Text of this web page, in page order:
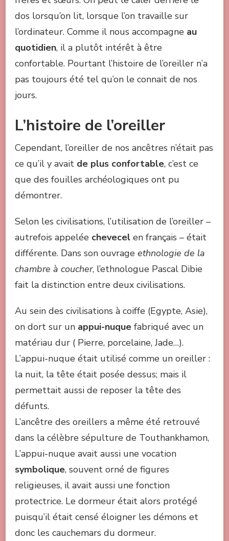
dos lorsqu’on lit, lorsque l’on travaille sur
l’ordinateur. Comme il nous accompagne au
quotidien, il a plutôt intérêt à être
confortable. Pourtant l’histoire de l’oreiller n’a
pas toujours été tel qu’on le connait de nos
jours.
L’histoire de l’oreiller
Cependant, l’oreiller de nos ancêtres n’était pas
ce qu’il y avait de plus confortable, c’est ce
que des fouilles archéologiques ont pu
démontrer.
Selon les civilisations, l’utilisation de l’oreiller –
autrefois appelée chevecel en français – était
différente. Dans son ouvrage ethnologie de la
chambre à coucher, l’ethnologue Pascal Dibie
fait la distinction entre deux civilisations.
Au sein des civilisations à coiffe (Egypte, Asie),
on dort sur un appui-nuque fabriqué avec un
matériau dur ( Pierre, porcelaine, Jade…).
L’appui-nuque était utilisé comme un oreiller :
la nuit, la tête était posée dessus; mais il
permettait aussi de reposer la tête des
défunts.
L’ancêtre des oreillers a même été retrouvé
dans la célèbre sépulture de Touthankhamon,
L’appui-nuque avait aussi une vocation
symbolique, souvent orné de figures
religieuses, il avait aussi une fonction
protectrice. Le dormeur était alors protégé
puisqu’il était censé éloigner les démons et
donc les cauchemars du dormeur.